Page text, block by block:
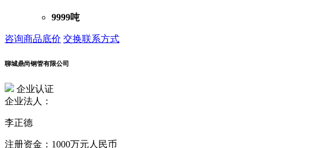
9999吨
咨询商品底价 交换联系方式
聊城鼎尚钢管有限公司
企业认证
企业法人：
李正德
注册资金： 1000万元人民币